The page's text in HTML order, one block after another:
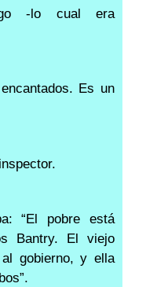
-lo cual era
Es un
“El pobre está
Bantry. El viejo
gobierno, y ella